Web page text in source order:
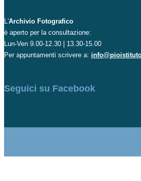
L'Archivio Fotografico
è aperto per la consultazione:
Lun-Ven 9.00-12.30 | 13.30-15.00
Per appuntamenti scrivere a:
Seguici su Facebook